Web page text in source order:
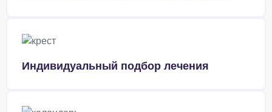
Индивидуальный подбор лечения